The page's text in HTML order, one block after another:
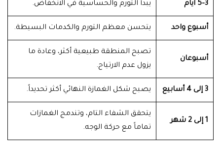
3–5 أيام يبدأ التورم والحساسية في الانخفاض.
أسبوع واحد يتحسن معظم التورم والكدمات البسيطة.
أسبوعان
تصبح المنطقة طبيعية أكثر، وعادة ما
يزول عدم الارتياح.
3 إلى 4 أسابيع يصبح شكل الغمازة النهائي أكثر تحديداً.
1 إلى 2 شهر
يتحقق الشفاء التام، وتندمج الغمازات
تماماً مع حركة الوجه.